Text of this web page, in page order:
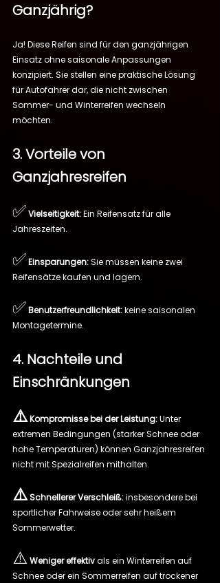
Ganzjährig?
Ja! Diese Reifen sind für den ganzjährigen
Einsatz ohne saisonale Anpassungen
konzipiert. Sie stellen eine praktische Lösung
für Autofahrer dar, die nicht zwischen
Sommer- und Winterreifen wechseln
möchten.
3. Vorteile von
Ganzjahresreifen
✅Vielseitigkeit: Ein Reifensatz für alle
Jahreszeiten.
✅Einsparungen: Sie müssen keine zwei
Reifensätze kaufen und lagern.
✅Benutzerfreundlichkeit: keine saisonalen
Montagetermine.
4. Nachteile und
Einschränkungen
⚠️Kompromisse bei der Leistung: Unter
extremen Bedingungen (starker Schnee oder
hohe Temperaturen) können Ganzjahresreifen
nicht mit Spezialreifen mithalten.
⚠️Schnellerer Verschleiß: insbesondere bei
sportlicher Fahrweise oder sehr heißem
Sommerwetter.
⚠️ Weniger effektiv als ein Winterreifen auf
Schnee oder ein Sommerreifen auf trockener